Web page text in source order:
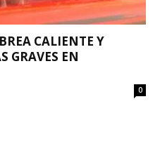
CALIENTE Y
GRAVES EN
0